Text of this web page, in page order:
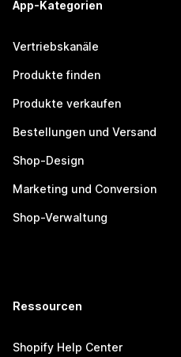
App-Kategorien
Vertriebskanäle
Produkte finden
Produkte verkaufen
Bestellungen und Versand
Shop-Design
Marketing und Conversion
Shop-Verwaltung
Ressourcen
Shopify Help Center